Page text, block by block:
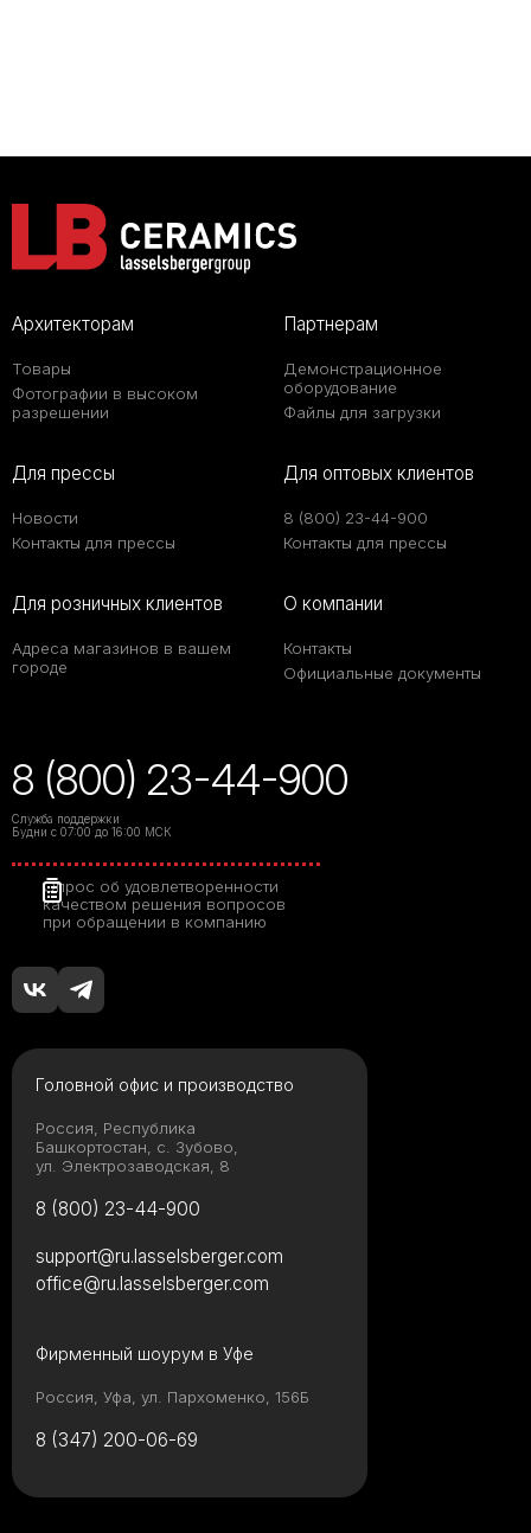
Архитекторам
Товары
Фотографии в высоком
разрешении
Партнерам
Демонстрационное
оборудование
Файлы для загрузки
Для прессы
Новости
Контакты для прессы
Для оптовых клиентов
8 (800) 23-44-900
Контакты для прессы
Для розничных клиентов
Адреса магазинов в вашем
городе
О компании
Контакты
Официальные документы
8 (800) 23-44-900
Служба поддержки
Будни с 07:00 до 16:00 МСК
Опрос об удовлетворенности
качеством решения вопросов
при обращении в компанию
Головной офис и производство
Россия, Республика
Башкортостан, с. Зубово,
ул. Электрозаводская, 8
8 (800) 23-44-900
Фирменный шоурум в Уфе
Россия, Уфа, ул. Пархоменко, 156Б
8 (347) 200-06-69
support@ru.lasselsberger.com
office@ru.lasselsberger.com